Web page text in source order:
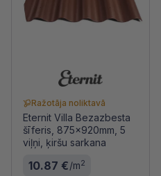
Ražotāja noliktavā
Eternit Villa Bezazbesta
šīferis, 875x920mm, 5
viļņi, ķiršu sarkana
10.87 €/m2